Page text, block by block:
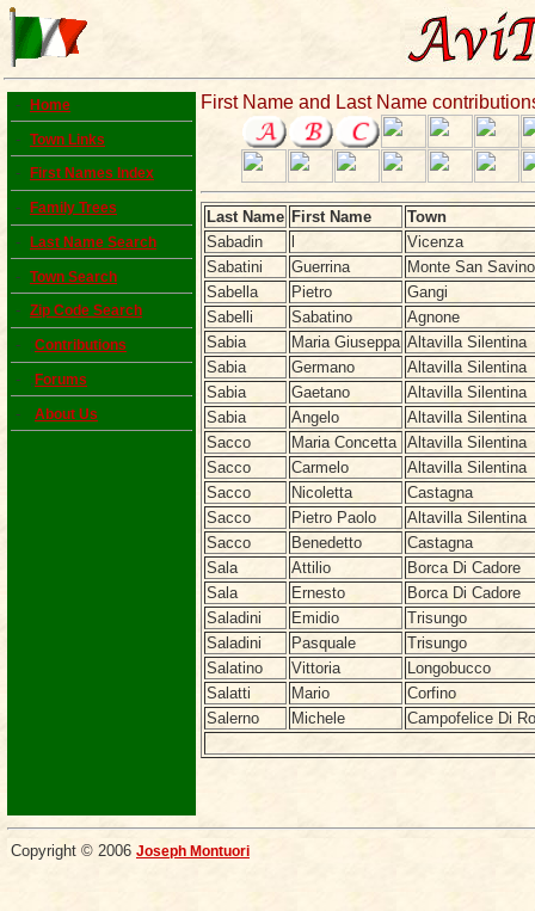
- Home
- Town Links
- First Names Index
- Family Trees
- Last Name Search
- Town Search
- Zip Code Search
- ;Contributions
- ; Forums
- About Us
First Name and Last Name
Last Name First Name
Town
Sabadin
l
Vicenza
Sabatini
Guerrina
Monte San Savino
Sabella
Pietro
Gangi
Sabelli
Sabatino
Agnone
Sabia
Maria Giuseppa Altavilla Silentina
Sabia
Germano
Altavilla Silentina
Sabia
Gaetano
Altavilla Silentina
Sabia
Angelo
Altavilla Silentina
Sacco
Maria Concetta Altavilla Silentina
Sacco
Carmelo
Altavilla Silentina
Sacco
Nicoletta
Castagna
Sacco
Pietro Paolo
Altavilla Silentina
Sacco
Benedetto
Castagna
Sala
Attilio
Borca Di Cadore
Sala
Ernesto
Borca Di Cadore
Saladini
Emidio
Trisungo
Saladini
Pasquale
Trisungo
Salatino
Vittoria
Longobucco
Salatti
Mario
Corfino
Salerno
Michele Campofelice Di
Copyright © 2006 Joseph Montuori